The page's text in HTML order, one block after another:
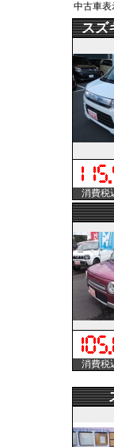
中古車表
スズ
消費税
消費税